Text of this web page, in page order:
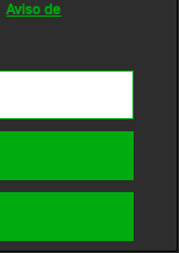
Aviso de